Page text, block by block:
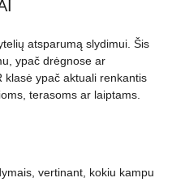
atsparumą slydimui. Šis
ypač drėgnose ar
klasė ypač aktuali renkantis
terasoms ar laiptams.
vertinant, kokiu kampu